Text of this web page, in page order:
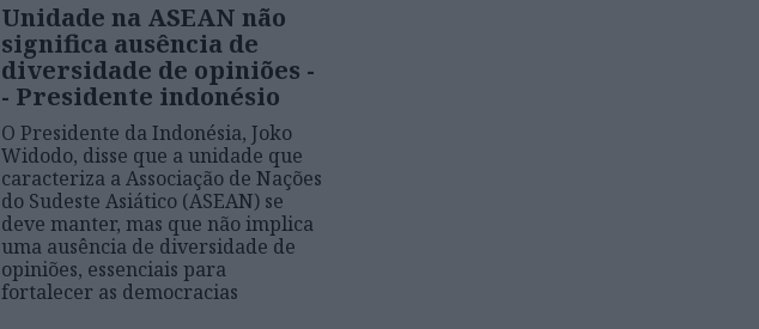
Unidade na ASEAN não
significa ausência de
diversidade de opiniões -
- Presidente indonésio
O Presidente da Indonésia, Joko
Widodo, disse que a unidade que
caracteriza a Associação de Nações
do Sudeste Asiático (ASEAN) se
deve manter, mas que não implica
uma ausência de diversidade de
opiniões, essenciais para
fortalecer as democracias